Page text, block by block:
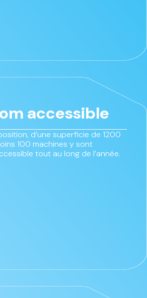
accessible
d’une superficie de 1200
100 machines y sont
tout au long de l’année.